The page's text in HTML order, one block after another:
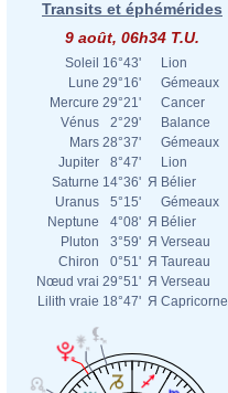
Transits et éphémérides
9 août, 06h34 T.U.
Soleil 16°43'
Lion
Lune 29°16'
Gémeaux
Mercure 29°21'
Cancer
Vénus
2°29'
Balance
Mars 28°37'
Gémeaux
Jupiter
8°47'
Lion
Saturne 14°36' Я Bélier
Uranus
5°15'
Gémeaux
Neptune
4°08' Я Bélier
Pluton
3°59' Я Verseau
Chiron
0°51' Я Taureau
Nœud vrai 29°51' Я Verseau
Lilith vraie 18°47' Я Capricorne